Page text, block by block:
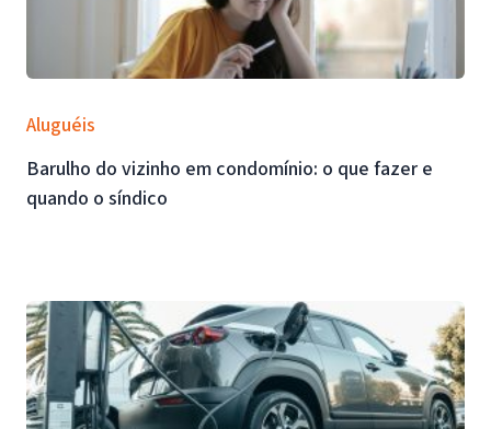
Aluguéis
Barulho do vizinho em condomínio: o que fazer e
quando o síndico